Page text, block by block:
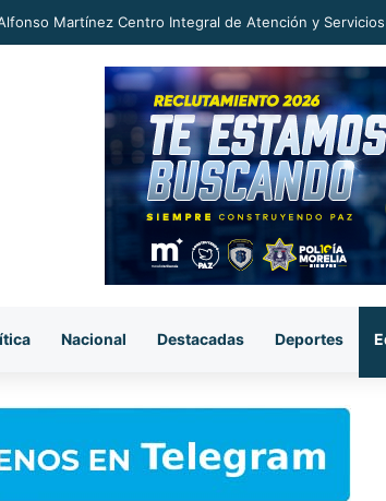
hacia la dictadura comunista en México, los
Nacional Destacadas Deportes